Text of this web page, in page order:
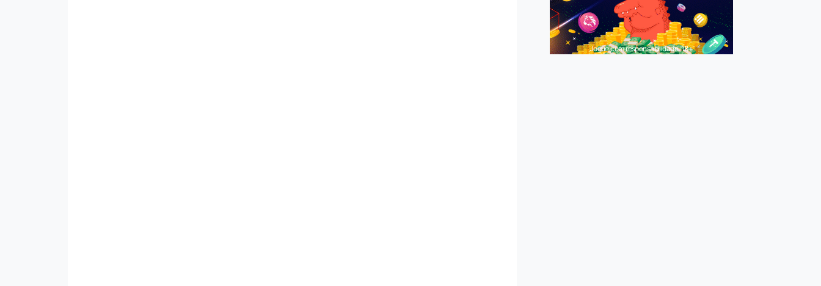
Jogue com responsabilidade. 18+